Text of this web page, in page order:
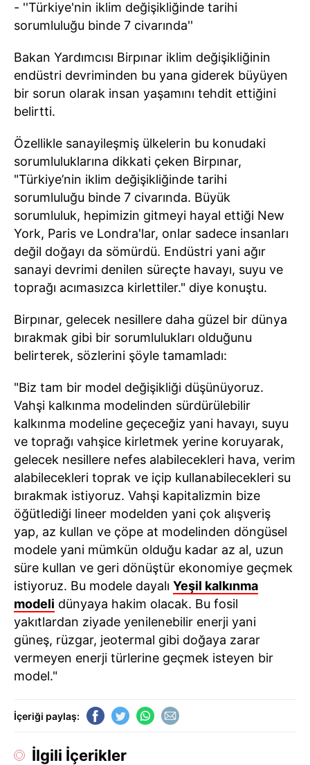
- ''Türkiye'nin iklim değişikliğinde tarihi
sorumluluğu binde 7 civarında''
Bakan Yardımcısı Birpınar iklim değişikliğinin
endüstri devriminden bu yana giderek büyüyen
bir sorun olarak insan yaşamını tehdit ettiğini
belirtti.
Özellikle sanayileşmiş ülkelerin bu konudaki
sorumluluklarına dikkati çeken Birpınar,
"Türkiye’nin iklim değişikliğinde tarihi
sorumluluğu binde 7 civarında. Büyük
sorumluluk, hepimizin gitmeyi hayal ettiği New
York, Paris ve Londra'lar, onlar sadece insanları
değil doğayı da sömürdü. Endüstri yani ağır
sanayi devrimi denilen süreçte havayı, suyu ve
toprağı acımasızca kirlettiler." diye konuştu.
Birpınar, gelecek nesillere daha güzel bir dünya
bırakmak gibi bir sorumlulukları olduğunu
belirterek, sözlerini şöyle tamamladı:
"Biz tam bir model değişikliği düşünüyoruz.
Vahşi kalkınma modelinden sürdürülebilir
kalkınma modeline geçeceğiz yani havayı, suyu
ve toprağı vahşice kirletmek yerine koruyarak,
gelecek nesillere nefes alabilecekleri hava, verim
alabilecekleri toprak ve içip kullanabilecekleri su
bırakmak istiyoruz. Vahşi kapitalizmin bize
öğütlediği lineer modelden yani çok alışveriş
yap, az kullan ve çöpe at modelinden döngüsel
modele yani mümkün olduğu kadar az al, uzun
süre kullan ve geri dönüştür ekonomiye geçmek
istiyoruz. Bu modele dayalı Yeşil kalkınma
modeli dünyaya hakim olacak. Bu fosil
yakıtlardan ziyade yenilenebilir enerji yani
güneş, rüzgar, jeotermal gibi doğaya zarar
vermeyen enerji türlerine geçmek isteyen bir
model."
İçeriği paylaş:
İlgili İçerikler